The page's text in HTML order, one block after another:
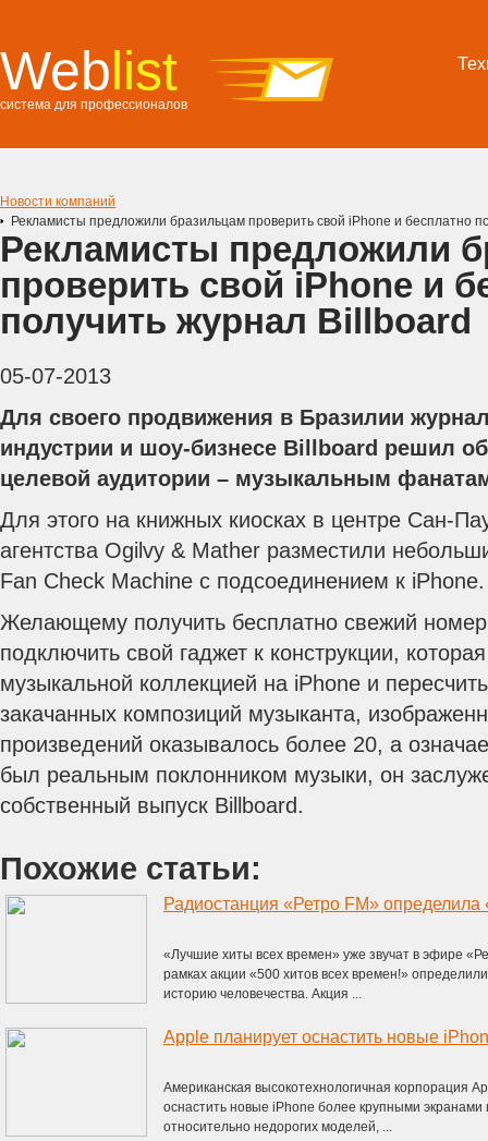
Weblist
система для профессионалов
Новости компаний
Рекламисты предложили бразильцам проверить свой iPhone и бесплатно
Рекламисты предложили
проверить свой iPhone и
получить журнал Billboard
05-07-2013
Для своего продвижения в Бразилии
индустрии и шоу-бизнесе Billboard решил
целевой аудитории – музыкальным
Для этого на книжных киосках в центре Сан-
агентства Ogilvy & Mather разместили
Fan Check Machine с подсоединением к iPhone.
Желающему получить бесплатно свежий
подключить свой гаджет к конструкции,
музыкальной коллекцией на iPhone и
закачанных композиций музыканта,
произведений оказывалось более 20, а
был реальным поклонником музыки, он
собственный выпуск Billboard.
Похожие статьи:
Радиостанция «Ретро FM»
«Лучшие хиты всех времен» уже звучат в эфире
рамках акции «500 хитов всех времен!»
историю человечества. Акция ...
Apple планирует оснастить новые
Американская высокотехнологичная корпорация
оснастить новые iPhone более крупными экранами
относительно недорогих моделей, ...